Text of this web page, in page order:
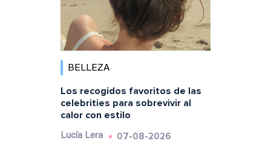
BELLEZA
Los recogidos favoritos de las
celebrities para sobrevivir al
calor con estilo
Lucía Lera 07-08-2026